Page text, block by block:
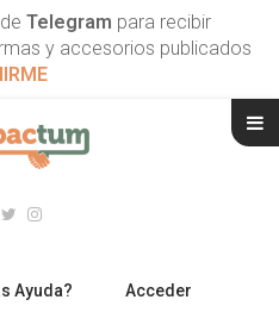
Telegram para recibir
y accesorios publicados
Ayuda? Acceder